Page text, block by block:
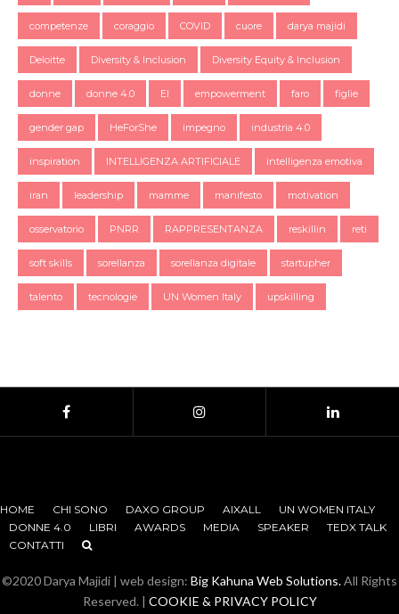
competenze coraggio COVID cuore darya majidi
Deloitte Diversity & Inclusion Diversity Equity & Inclusion
donne donne 4.0 EI empowerment faro figlie
gender gap HeForShe impegno industria 4.0
inspiration INTELLIGENZA ARTIFICIALE intelligenza emotiva
iran leadership mamme manifesto motivation
osservatorio PNRR RAPPRESENTANZA reskillin reti
soft skills sorellanza sorellanza digitale startupher
talento tecnologie UN Women Italy upskilling
HOME CHI SONO DAXO GROUP AIXALL
UN WOMEN ITALY
DONNE 4.0
LIBRI AWARDS MEDIA SPEAKER
TEDX TALK
CONTATTI
©2020 Darya Majidi | web design: Big Kahuna Web Solutions.All Rights
Reserved. | COOKIE & PRIVACY POLICY